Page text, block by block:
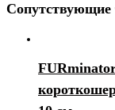
Сопутствующие